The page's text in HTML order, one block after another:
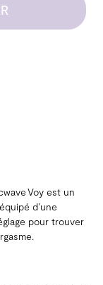
Voy est un
d’une
pour trouver